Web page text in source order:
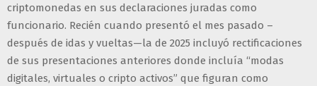
criptomonedas en sus declaraciones juradas como
funcionario. Recién cuando presentó el mes pasado –
después de idas y vueltas—la de 2025 incluyó rectificaciones
de sus presentaciones anteriores donde incluía “modas
digitales, virtuales o cripto activos” que figuran como